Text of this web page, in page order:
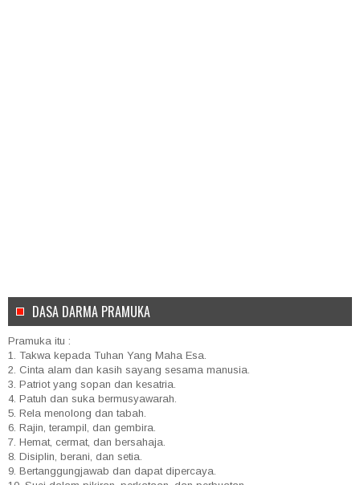
DASA DARMA PRAMUKA
Pramuka itu :
1. Takwa kepada Tuhan Yang Maha Esa.
2. Cinta alam dan kasih sayang sesama manusia.
3. Patriot yang sopan dan kesatria.
4. Patuh dan suka bermusyawarah.
5. Rela menolong dan tabah.
6. Rajin, terampil, dan gembira.
7. Hemat, cermat, dan bersahaja.
8. Disiplin, berani, dan setia.
9. Bertanggungjawab dan dapat dipercaya.